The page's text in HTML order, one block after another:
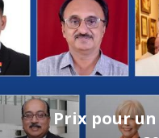
Prix pour